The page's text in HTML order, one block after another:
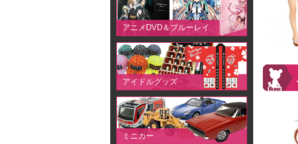
アニメDVD＆ブルーレイ
アイドルグッズ
ミニカー